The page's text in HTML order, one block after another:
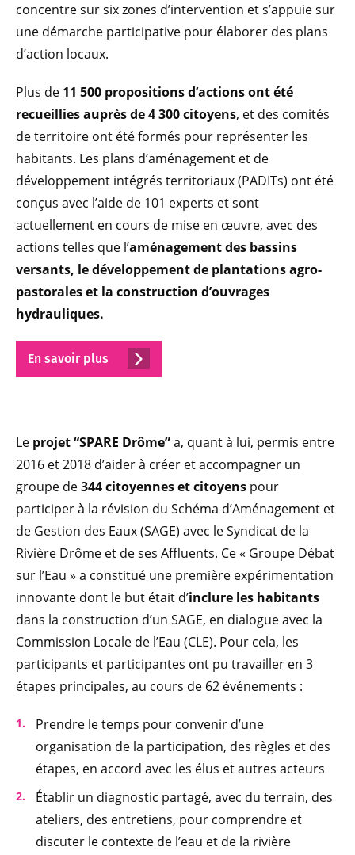
concentre sur six zones d’intervention et s’appuie sur
une démarche participative pour élaborer des plans
d’action locaux.
Plus de 11 500 propositions d’actions ont été
recueillies auprès de 4 300 citoyens, et des comités
de territoire ont été formés pour représenter les
habitants. Les plans d’aménagement et de
développement intégrés territoriaux (PADITs) ont été
conçus avec l’aide de 101 experts et sont
actuellement en cours de mise en œuvre, avec des
actions telles que l’aménagement des bassins
versants, le développement de plantations agro-
pastorales et la construction d’ouvrages
hydrauliques.
En savoir plus
Le projet “SPARE Drôme”a, quant à lui, permis entre
2016 et 2018 d’aider à créer et accompagner un
groupe de344 citoyennes et citoyens pour
participer à la révision du Schéma d’Aménagement et
de Gestion des Eaux (SAGE) avec le Syndicat de la
Rivière Drôme et de ses Affluents. Ce « Groupe Débat
sur l’Eau » a constitué une première expérimentation
innovante dont le but était d’inclure les habitants
dans la construction d’un SAGE, en dialogue avec la
Commission Locale de l’Eau (CLE). Pour cela, les
participants et participantes ont pu travailler en 3
étapes principales, au cours de 62 événements :
Prendre le temps pour convenir d’une
organisation de la participation, des règles et des
étapes, en accord avec les élus et autres acteurs
Établir un diagnostic partagé, avec du terrain, des
ateliers, des entretiens, pour comprendre et
discuter le contexte de l’eau et de la rivière